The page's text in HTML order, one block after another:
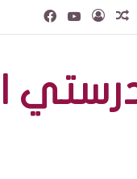
Facebook
YouTube